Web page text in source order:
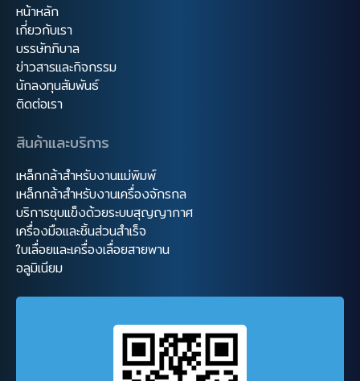
หน้าหลัก
เกี่ยวกับเรา
บรรษัทภิบาล
ข่าวสารและกิจกรรม
นักลงทุนสัมพันธ์
ติดต่อเรา
สินค้าและบริการ
เหล็กกล้าสำหรับงานแม่พิมพ์
เหล็กกล้าสำหรับงานเครื่องจักรกล
บริการชุบแข็งด้วยระบบสุญญากาศ
เครื่องมือและชิ้นส่วนสำเร็จ
ใบเลื่อยและเครื่องเลื่อยสายพาน
อลูมิเนียม